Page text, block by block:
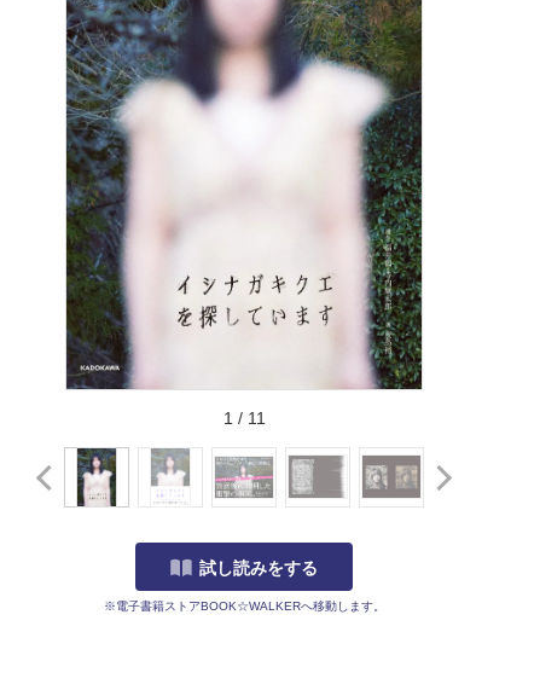
1 / 11
試し読みをする
※電子書籍ストアBOOK☆WALKERへ移動します。